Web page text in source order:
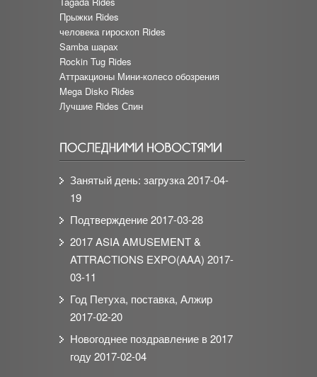
Прыжки Rides
человека гироскоп Rides
Samba шарах
Rockin Tug Rides
Аттракционы Мини-колесо обозрения
Mega Disko Rides
Лучшие Rides Спин
Занятый день: загрузка2017-04-
19
Подтверждение2017-03-28
2017 ASIA AMUSEMENT &
ATTRACTIONS EXPO(AAA) 2017-
03-11
Год Петуха, поставка, Алжир
2017-02-20
Новогоднее поздравление в 2017
году2017-02-04